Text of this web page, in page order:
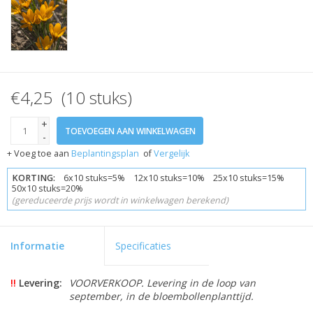
€4,25 (10 stuks)
+
-
TOEVOEGEN AAN WINKELWAGEN
+ Voeg toe aan Beplantingsplan ofVergelijk
KORTING: 6x10 stuks=5% 12x10 stuks=10% 25x10 stuks=15%
50x10 stuks=20%
(gereduceerde prijs wordt in winkelwagen berekend)
Informatie Specificaties
!! Levering:
VOORVERKOOP. Levering in de loop van
september, in de bloembollenplanttijd.